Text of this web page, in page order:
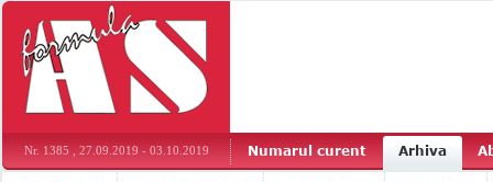
Nr. 1385 , 27.09.2019 - 03.10.2019 Numarul curent Arhiva